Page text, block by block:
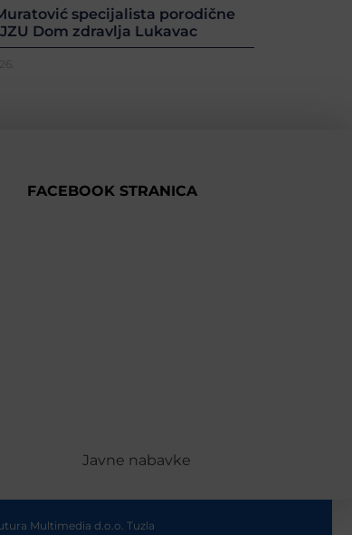
specijalista porodične
Dom zdravlja Lukavac
FACEBOOK STRANICA
Javne nabavke
Multimedia d.o.o. Tuzla